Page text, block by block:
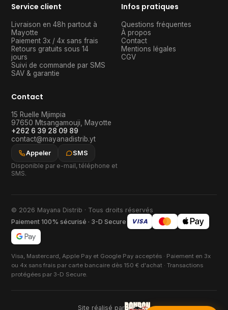
Service client
Livraison en 48h partout à
Mayotte
Paiement 3x / 4x sans frais
Retours gratuits sous 14
jours
Suivi de commande par SMS
SAV & garantie
Infos pratiques
Questions fréquentes
À propos
Contact
Mentions légales
CGV
Contact
15 Ruelle Mjimpia
97650 Mtsangamouji
Mayotte
+262 6 39 28 09 89
contact@mayanadistrib.yt
Appeler
SMS
Disponible par e-mail, téléphone et
SMS.
© 2026 Mayana Distrib · Tous droits réservés
Paiement 100% sécurisé · 3-D Secure
VISA
Visa, Mastercard, Apple Pay et Google Pay acceptés · Paiement en 3x
ou 4x sans frais par carte bancaire dès 150 € d'achat · Transactions
protégées par 3-D Secure.
Site réalisé par